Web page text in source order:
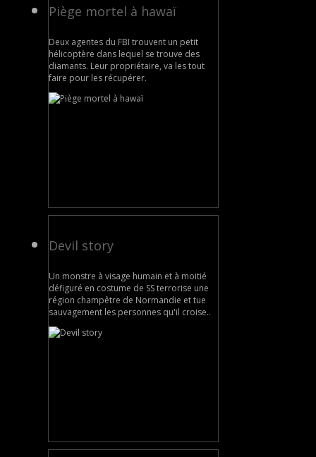
Piège mortel à hawaï
Deux agentes du FBI trouvent un petit
hélicoptère dans lequel se trouve des
diamants. Leur propriétaire, va les tout
faire pour les récupérer.
Devil story
Un monstre à visage humain et à moitié
défiguré en costume de SS terrorise une
région champêtre de Normandie et tue
sauvagement les personnes qu'il croise..